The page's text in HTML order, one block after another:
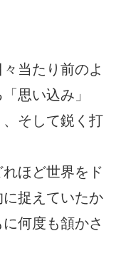
当たり前のよ
思い込み」
そして鋭く打
ほど世界をド
捉えていたか
何度も頷かさ